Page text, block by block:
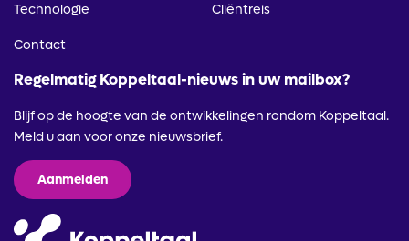
Technologie Cliëntreis
Contact
Regelmatig Koppeltaal-nieuws in uw mailbox?
Blijf op de hoogte van de ontwikkelingen rondom Koppeltaal.
Meld u aan voor onze nieuwsbrief.
Aanmelden